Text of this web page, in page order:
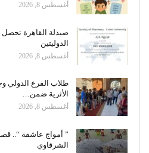
أغسطس 8, 2026
صيدلة القاهرة تحصل
الدوليتين
أغسطس 8, 2026
طلاب الفرع الدولي
الأثرية ضمن…
أغسطس 8, 2026
” أمواج عاشقة “..
الشرقاوي